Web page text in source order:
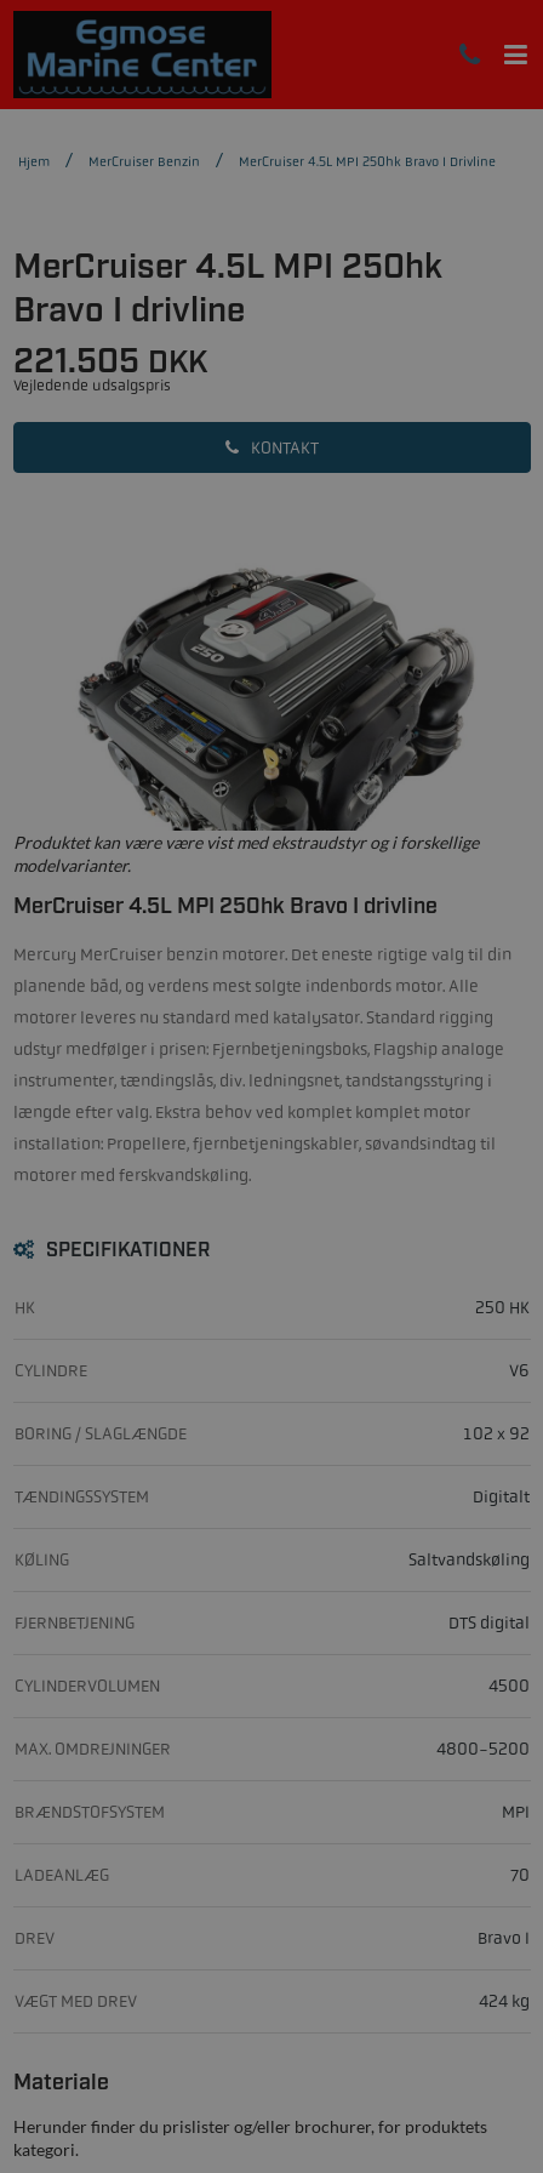
Hjem MerCruiser Benzin MerCruiser 4.5L MPI 250hk Bravo I Drivline
KONTAKT
Produktet kan være være vist med ekstraudstyr og i forskellige
modelvarianter.
MerCruiser 4.5L MPI 250hk Bravo I drivline
Mercury MerCruiser benzin motorer. Det eneste rigtige valg til din
planende båd, og verdens mest solgte indenbords motor. Alle
motorer leveres nu standard med katalysator. Standard rigging
udstyr medfølger i prisen: Fjernbetjeningsboks, Flagship analoge
instrumenter, tændingslås, div. ledningsnet, tandstangsstyring i
længde efter valg. Ekstra behov ved komplet komplet motor
installation: Propellere, fjernbetjeningskabler, søvandsindtag til
motorer med ferskvandskøling.
SPECIFIKATIONER
HK 250 HK
CYLINDRE V6
BORING / SLAGLÆNGDE 102 x 92
TÆNDINGSSYSTEM Digitalt
KØLING Saltvandskøling
FJERNBETJENING DTS digital
CYLINDERVOLUMEN 4500
MAX. OMDREJNINGER 4800-5200
BRÆNDSTOFSYSTEM MPI
LADEANLÆG 70
DREV Bravo I
VÆGT MED DREV 424 kg
Materiale
Herunder finder du prislister og/eller brochurer, for produktets
kategori.
MerCruiser 4.5L MPI 250hk
Bravo I drivline
221.505 DKK
Vejledende udsalgspris